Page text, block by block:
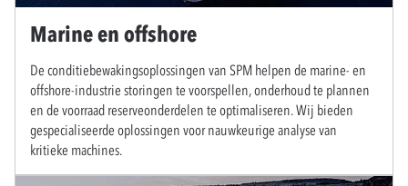
Marine en offshore
De conditiebewakingsoplossingen van SPM helpen de marine- en
offshore-industrie storingen te voorspellen, onderhoud te plannen
en de voorraad reserveonderdelen te optimaliseren. Wij bieden
gespecialiseerde oplossingen voor nauwkeurige analyse van
kritieke machines.